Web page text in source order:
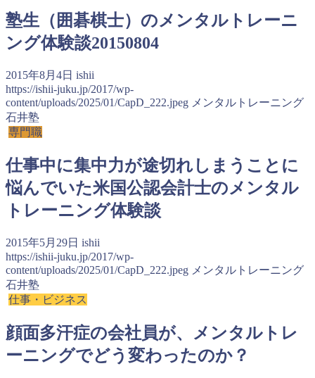
塾生（囲碁棋士）のメンタルトレーニ
ング体験談20150804
2015年8月4日 ishii
https://ishii-juku.jp/2017/wp-
content/uploads/2025/01/CapD_222.jpeg メンタルトレーニング
石井塾
専門職
仕事中に集中力が途切れしまうことに
悩んでいた米国公認会計士のメンタル
トレーニング体験談
2015年5月29日 ishii
https://ishii-juku.jp/2017/wp-
content/uploads/2025/01/CapD_222.jpeg メンタルトレーニング
石井塾
仕事・ビジネス
顔面多汗症の会社員が、メンタルトレ
ーニングでどう変わったのか？